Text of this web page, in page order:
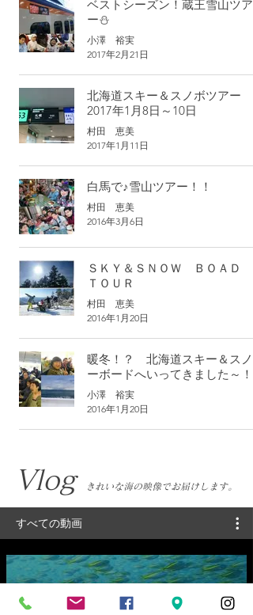
ベストシーズン！蔵王雪山ツア
ー⛄
小澤 裕実
2017年2月21日
北海道スキー＆スノボツアー
2017年1月8日～10日
村田 恵美
2017年1月11日
白馬で♪雪山ツアー！！
村田 恵美
2016年3月6日
ＳＫＹ＆ＳＮＯＷ ＢＯＡＤ
ＴＯＵＲ
村田 恵美
2016年1月20日
暖冬！？ 北海道スキー＆スノ
ーボードへいってきました～！
小澤 裕実
2016年1月20日
​Vlog きれいな海の映像でお届けします。
すべての動画
ＤｉｖｅＡｗａｒｄ利島ツア